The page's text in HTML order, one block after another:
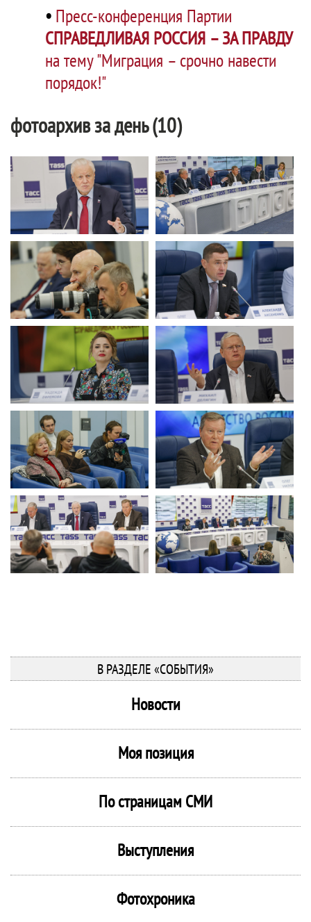
• Пресс-конференция Партии
СПРАВЕДЛИВАЯ РОССИЯ – ЗА ПРАВДУ
на тему "Миграция – срочно навести
порядок!"
фотоархив за день (10)
В РАЗДЕЛЕ «СОБЫТИЯ»
Новости
Моя позиция
По страницам СМИ
Выступления
Фотохроника